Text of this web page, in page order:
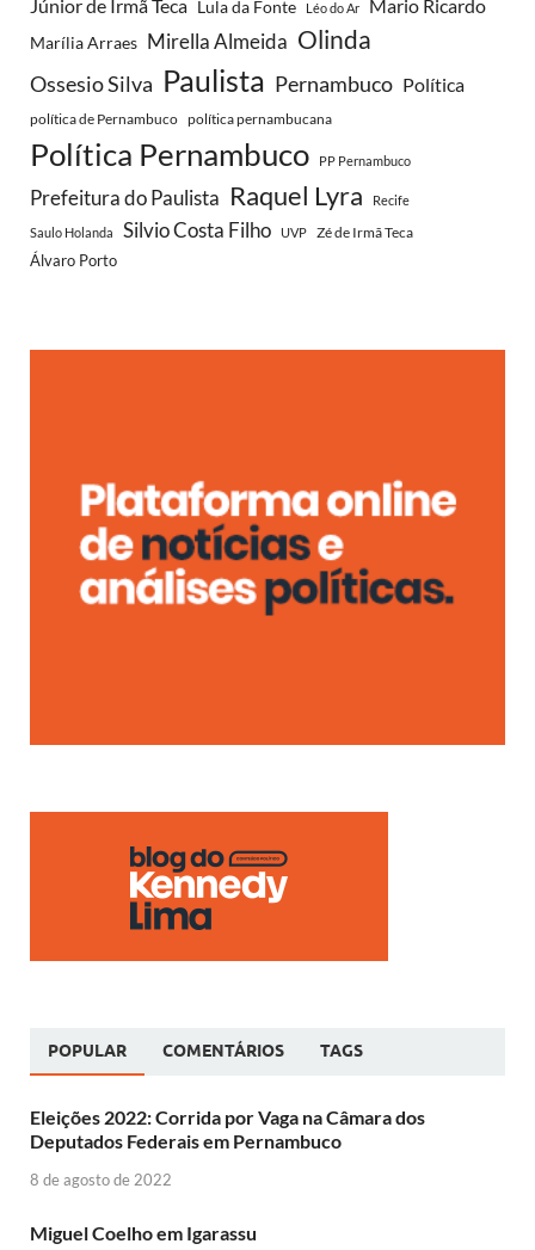
Júnior de Irmã Teca Lula da Fonte Léo do Ar Mario Ricardo
Marília Arraes Mirella Almeida Olinda
Ossesio Silva Paulista Pernambuco Política
política de Pernambuco política pernambucana
Política Pernambuco PP Pernambuco
Prefeitura do Paulista Raquel Lyra Recife
Saulo Holanda Silvio Costa Filho UVP Zé de Irmã Teca
Álvaro Porto
POPULAR COMENTÁRIOS TAGS
Eleições 2022: Corrida por Vaga na Câmara dos
Deputados Federais em Pernambuco
8 de agosto de 2022
Miguel Coelho em Igarassu